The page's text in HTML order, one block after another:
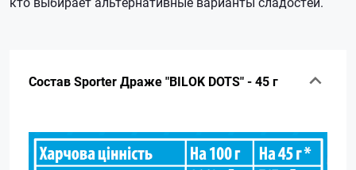
Состав Sporter Драже "BILOK DOTS" - 45 г